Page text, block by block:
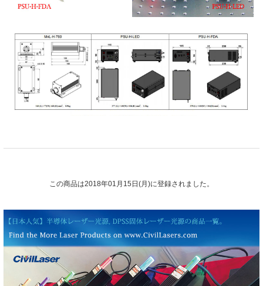
この商品は2018年01月15日(月)に登録されました。